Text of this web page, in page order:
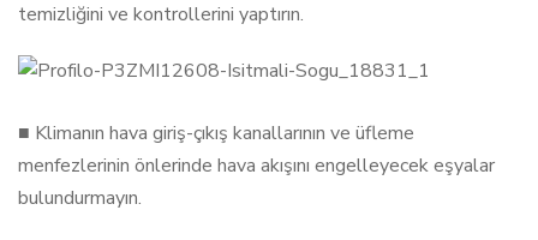
temizliğini ve kontrollerini yaptırın.
■ Klimanın hava giriş-çıkış kanallarının ve üfleme
menfezlerinin önlerinde hava akışını engelleyecek eşyalar
bulundurmayın.